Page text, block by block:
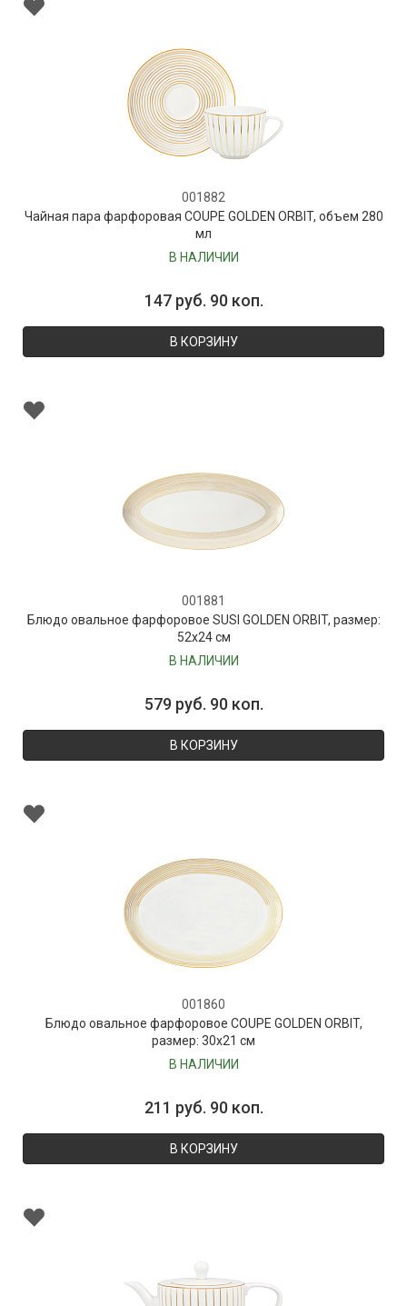
001882
Чайная пара фарфоровая COUPE GOLDEN ORBIT, объем 280
мл
В НАЛИЧИИ
147 руб. 90 коп.
В КОРЗИНУ
001881
Блюдо овальное фарфоровое SUSI GOLDEN ORBIT, размер:
52х24 см
В НАЛИЧИИ
579 руб. 90 коп.
В КОРЗИНУ
001860
Блюдо овальное фарфоровое COUPE GOLDEN ORBIT,
размер: 30х21 см
В НАЛИЧИИ
211 руб. 90 коп.
В КОРЗИНУ